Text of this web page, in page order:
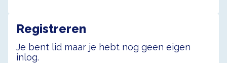
Registreren
Je bent lid maar je hebt nog geen eigen
inlog.